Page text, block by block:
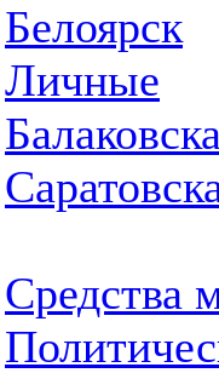
Белоярск
Личные
Средства